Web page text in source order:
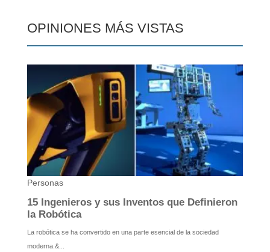
OPINIONES MÁS VISTAS